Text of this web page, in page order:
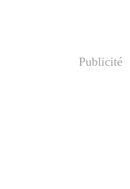
Publicité